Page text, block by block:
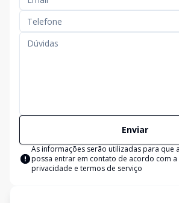
Enviar
As informações serão utilizadas para que
possa entrar em contato de acordo com a
privacidade e termos de serviço